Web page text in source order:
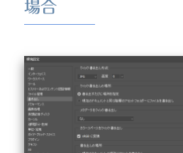
場合